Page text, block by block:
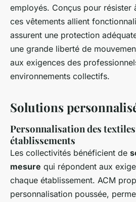
employés. Conçus pour résister
ces vêtements allient
assurent une protection
une grande liberté de
aux exigences des
environnements collectifs.
Solutions
Personnalisation des
établissements
Les collectivités bénéficient de
mesure qui répondent aux
chaque établissement. ACM
personnalisation poussée,